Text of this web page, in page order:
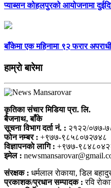
प्याब्सन कोहलपुरको आयोजनामा
बाँकेमा एक महिनामा ९२ फरार
हाम्राे बारेमा
कृतिका संचार मिडिया प्रा. लि.
बैजनाथ, बाँके
सूचना विभाग दर्ता नं. : २१२२/०७७-
फोन नम्बर : +९७७-९८५८०७२७४८
विज्ञापनकाे लागि : +९७७-
इमेल :
संरक्षक : धर्मलाल राेकाया, डिल
प्रकाशक/प्रधान सम्पादक : रवि